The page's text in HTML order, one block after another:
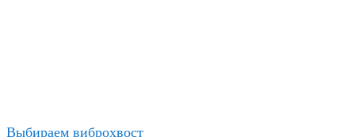
Выбираем виброхвост